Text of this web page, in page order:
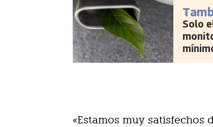
Solo
«Estamos muy satisfechos